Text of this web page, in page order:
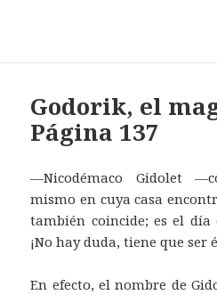
Godorik, el
Página 137
—Nicodémaco Gidolet
mismo en cuya casa
también coincide; es el
¡No hay duda, tiene que ser
En efecto, el nombre de